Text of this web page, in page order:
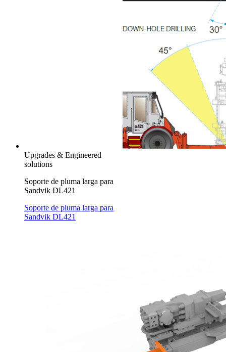
Upgrades & Engineered
solutions
Soporte de pluma larga para
Sandvik DL421
Soporte de pluma larga para
Sandvik DL421